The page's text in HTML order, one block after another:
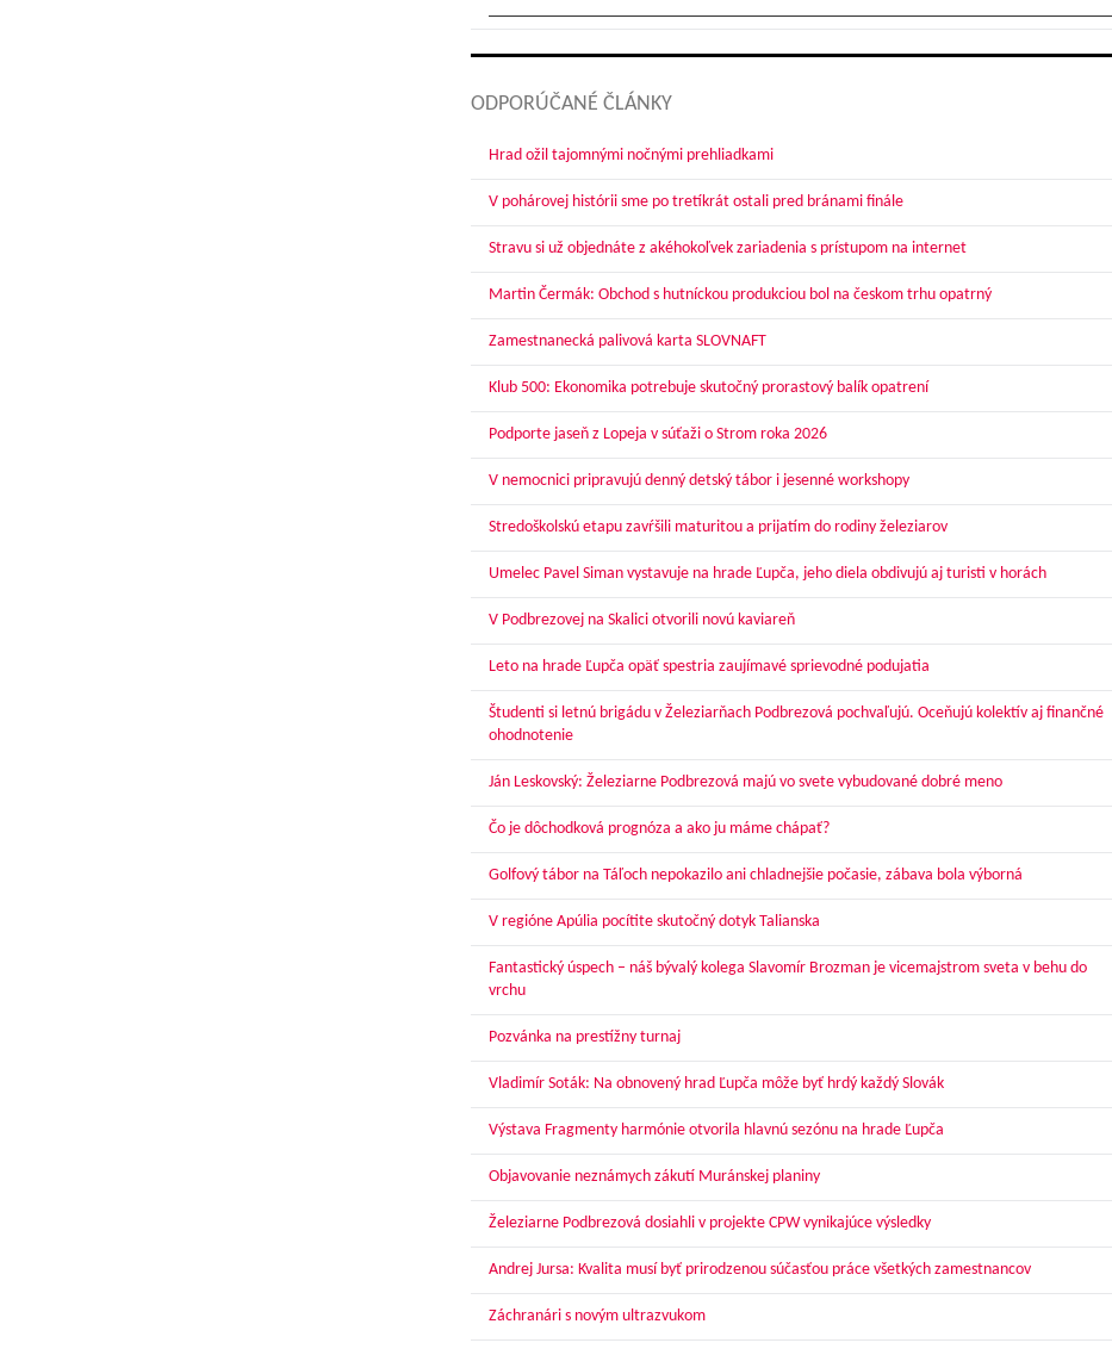
ODPORÚČANÉ ČLÁNKY
Hrad ožil tajomnými nočnými prehliadkami
V pohárovej histórii sme po tretíkrát ostali pred bránami finále
Stravu si už objednáte z akéhokoľvek zariadenia s prístupom na internet
Martin Čermák: Obchod s hutníckou produkciou bol na českom trhu opatrný
Zamestnanecká palivová karta SLOVNAFT
Klub 500: Ekonomika potrebuje skutočný prorastový balík opatrení
Podporte jaseň z Lopeja v súťaži o Strom roka 2026
V nemocnici pripravujú denný detský tábor i jesenné workshopy
Stredoškolskú etapu zavŕšili maturitou a prijatím do rodiny železiarov
Umelec Pavel Siman vystavuje na hrade Ľupča, jeho diela obdivujú aj turisti v horách
V Podbrezovej na Skalici otvorili novú kaviareň
Leto na hrade Ľupča opäť spestria zaujímavé sprievodné podujatia
Študenti si letnú brigádu v Železiarňach Podbrezová pochvaľujú. Oceňujú kolektív aj finančné
ohodnotenie
Ján Leskovský: Železiarne Podbrezová majú vo svete vybudované dobré meno
Čo je dôchodková prognóza a ako ju máme chápať?
Golfový tábor na Táľoch nepokazilo ani chladnejšie počasie, zábava bola výborná
V regióne Apúlia pocítite skutočný dotyk Talianska
Fantastický úspech – náš bývalý kolega Slavomír Brozman je vicemajstrom sveta v behu do
vrchu
Pozvánka na prestížny turnaj
Vladimír Soták: Na obnovený hrad Ľupča môže byť hrdý každý Slovák
Výstava Fragmenty harmónie otvorila hlavnú sezónu na hrade Ľupča
Objavovanie neznámych zákutí Muránskej planiny
Železiarne Podbrezová dosiahli v projekte CPW vynikajúce výsledky
Andrej Jursa: Kvalita musí byť prirodzenou súčasťou práce všetkých zamestnancov
Záchranári s novým ultrazvukom